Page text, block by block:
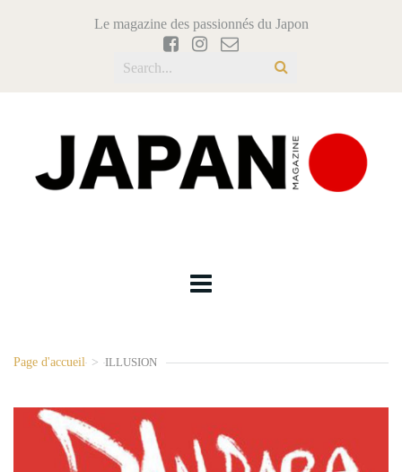
Le magazine des passionnés du Japon
Page d'accueil > ILLUSION